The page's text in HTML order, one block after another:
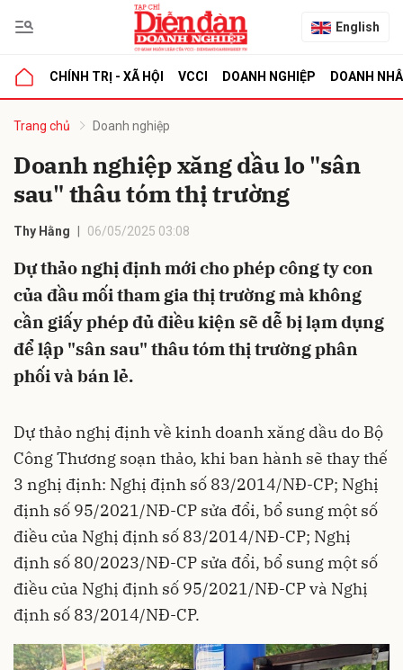
English
CHÍNH TRỊ - XÃ HỘI VCCI DOANH NGHIỆP DOANH
Trang chủ Doanh nghiệp
Doanh nghiệp xăng dầu lo "sân
sau" thâu tóm thị trường
Thy Hằng 06/05/2025 03:08
Dự thảo nghị định mới cho phép công ty con
của đầu mối tham gia thị trường mà không
cần giấy phép đủ điều kiện sẽ dễ bị lạm dụng
để lập "sân sau" thâu tóm thị trường phân
phối và bán lẻ.
Dự thảo nghị định về kinh doanh xăng dầu do Bộ
Công Thương soạn thảo, khi ban hành sẽ thay thế
3 nghị định: Nghị định số 83/2014/NĐ-CP; Nghị
định số 95/2021/NĐ-CP sửa đổi, bổ sung một số
điều của Nghị định số 83/2014/NĐ-CP; Nghị
định số 80/2023/NĐ-CP sửa đổi, bổ sung một số
điều của Nghị định số 95/2021/NĐ-CP và Nghị
định số 83/2014/NĐ-CP.
luận
Hủy